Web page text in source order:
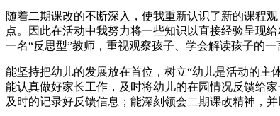
随着二期课改的不断深入，使我重新认识了新的课程
点。因此在活动中我努力将一些知识以直接经验呈现
一名“反思型”教师，重视观察孩子、学会解读孩子的
能坚持把幼儿的发展放在首位，树立“幼儿是活动的主
能认真做好家长工作，及时将幼儿的在园情况反馈给
及时的记录好反馈信息；能深刻领会二期课改精神，